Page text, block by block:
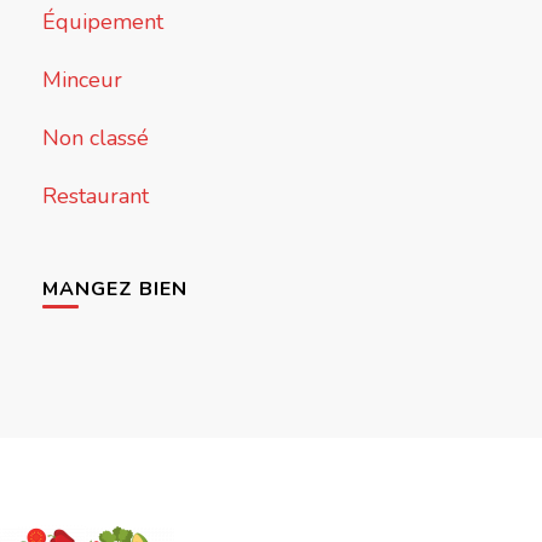
Équipement
Minceur
Non classé
Restaurant
MANGEZ BIEN